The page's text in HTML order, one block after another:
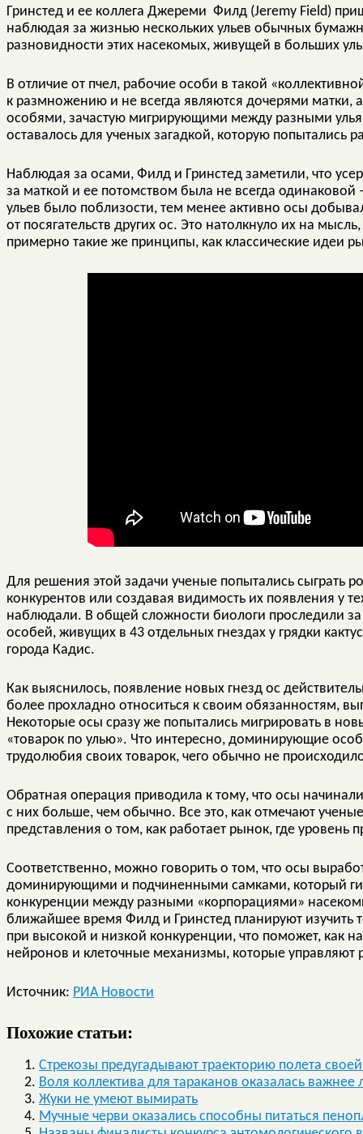
Гринстед и ее коллега Джереми Филд (Jeremy Field)
наблюдая за жизнью нескольких ульев обычных
разновидности этих насекомых, живущей в больших
В отличие от пчел, рабочие особи в такой
к размножению и не всегда являются дочерями
особями, зачастую мигрирующими между разными
оставалось для ученых загадкой, которую попытались
Наблюдая за осами, Филд и Гринстед заметили, что
за маткой и ее потомством была не всегда
ульев было поблизости, тем менее активно осы
от посягательств других ос. Это натолкнуло их на
примерно такие же принципы, как классические идеи
Для решения этой задачи ученые попытались сыграть
конкурентов или создавая видимость их появления у
наблюдали. В общей сложности биологи проследили
особей, живущих в 43 отдельных гнездах у грядки
города Кадис.
Как выяснилось, появление новых гнезд ос
более прохладно относиться к своим обязанностям,
Некоторые осы сразу же попытались мигрировать в
«товарок по улью». Что интересно, доминирующие
трудолюбия своих товарок, чего обычно не
Обратная операция приводила к тому, что осы
с них больше, чем обычно. Все это, как отмечают
представления о том, как работает рынок, где
Соответственно, можно говорить о том, что осы
доминирующими и подчиненными самками, который
конкуренции между разными «корпорациями»
ближайшее время Филд и Гринстед планируют изучить
при высокой и низкой конкуренции, что поможет, как
нейронов и клеточные механизмы, которые управляют
Источник: РИА Новости
Похожие статьи:
Стрекозы предугадывают траекторию полета
Воля коллектива для тараканов оказалась важнее
Жуки не умеют вымирать
Мучные черви оказались способны питаться